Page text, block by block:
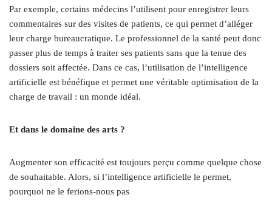
Par exemple, certains médecins l’utilisent pour enregistrer leurs
commentaires sur des visites de patients, ce qui permet d’alléger
leur charge bureaucratique. Le professionnel de la santé peut donc
passer plus de temps à traiter ses patients sans que la tenue des
dossiers soit affectée. Dans ce cas, l’utilisation de l’intelligence
artificielle est bénéfique et permet une véritable optimisation de la
charge de travail : un monde idéal.
Et dans le domaine des arts ?
Augmenter son efficacité est toujours perçu comme quelque chose
de souhaitable. Alors, si l’intelligence artificielle le permet,
pourquoi ne le ferions-nous pas